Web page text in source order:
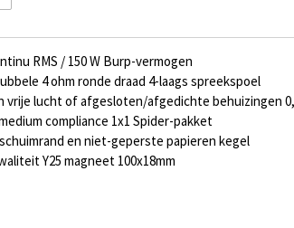
RMS / 150 W Burp-vermogen
4 ohm ronde draad 4-laags spreekspoel
vrije lucht of afgesloten/afgedichte behuizingen
compliance 1x1 Spider-pakket
en niet-geperste papieren kegel
Y25 magneet 100x18mm